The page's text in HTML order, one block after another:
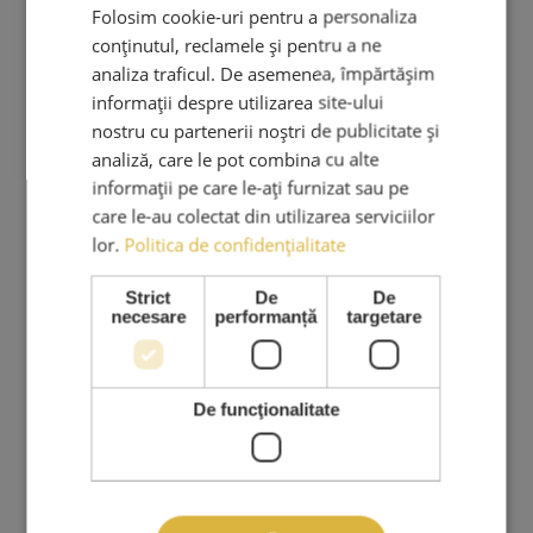
CUI: RO 36508671
Reg. Com: J40/3049/2023
Tel:
0767.569.659
Email:
ama.lashes@gmail.com
PRODUSE & SERVICII
Cursuri Extensii Gene
Extensii Gene
Kituri Extensii Gene
Adezivi Extensii Gene
Folosim cookie-uri pentru a personaliza
conținutul, reclamele și pentru a ne
analiza traficul. De asemenea, împărtășim
informații despre utilizarea site-ului
nostru cu partenerii noștri de publicitate și
analiză, care le pot combina cu alte
informații pe care le-ați furnizat sau pe
care le-au colectat din utilizarea serviciilor
lor. Politica de confidențialitate
Strict
necesare
De
performanță
De
targetare
De funcţionalitate